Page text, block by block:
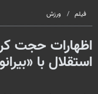
فیلم ورزش
اظهارات حجت
استقلال با